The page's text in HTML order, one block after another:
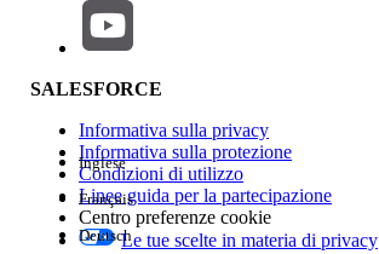
Impatto della funzione
Edition
SALESFORCE
Informativa sulla privacy
Informativa sulla protezione
Condizioni di utilizzo
Linee guida per la partecipazione
Centro preferenze cookie
Le tue scelte in materia di privacy
Inglese
Français
Deutsch